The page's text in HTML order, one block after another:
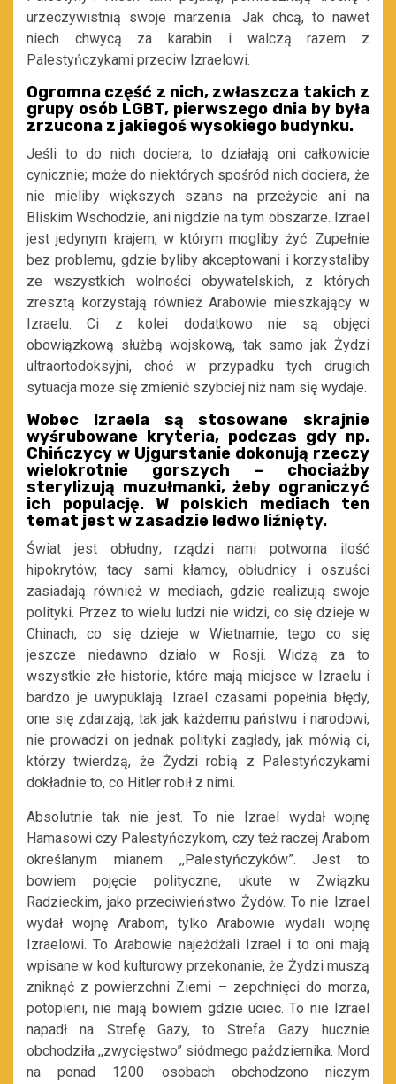
urzeczywistnią swoje marzenia. Jak chcą, to nawet
niech chwycą za karabin i walczą razem z
Palestyńczykami przeciw Izraelowi.
Ogromna część z nich, zwłaszcza takich z
grupy osób LGBT, pierwszego dnia by była
zrzucona z jakiegoś wysokiego budynku.
Jeśli to do nich dociera, to działają oni całkowicie
cynicznie; może do niektórych spośród nich dociera, że
nie mieliby większych szans na przeżycie ani na
Bliskim Wschodzie, ani nigdzie na tym obszarze. Izrael
jest jedynym krajem, w którym mogliby żyć. Zupełnie
bez problemu, gdzie byliby akceptowani i korzystaliby
ze wszystkich wolności obywatelskich, z których
zresztą korzystają również Arabowie mieszkający w
Izraelu. Ci z kolei dodatkowo nie są objęci
obowiązkową służbą wojskową, tak samo jak Żydzi
ultraortodoksyjni, choć w przypadku tych drugich
sytuacja może się zmienić szybciej niż nam się wydaje.
Wobec Izraela są stosowane skrajnie
wyśrubowane kryteria, podczas gdy np.
Chińczycy w Ujgurstanie dokonują rzeczy
wielokrotnie gorszych – chociażby
sterylizują muzułmanki, żeby ograniczyć
ich populację. W polskich mediach ten
temat jest w zasadzie ledwo liźnięty.
Świat jest obłudny; rządzi nami potworna ilość
hipokrytów; tacy sami kłamcy, obłudnicy i oszuści
zasiadają również w mediach, gdzie realizują swoje
polityki. Przez to wielu ludzi nie widzi, co się dzieje w
Chinach, co się dzieje w Wietnamie, tego co się
jeszcze niedawno działo w Rosji. Widzą za to
wszystkie złe historie, które mają miejsce w Izraelu i
bardzo je uwypuklają. Izrael czasami popełnia błędy,
one się zdarzają, tak jak każdemu państwu i narodowi,
nie prowadzi on jednak polityki zagłady, jak mówią ci,
którzy twierdzą, że Żydzi robią z Palestyńczykami
dokładnie to, co Hitler robił z nimi.
Absolutnie tak nie jest. To nie Izrael wydał wojnę
Hamasowi czy Palestyńczykom, czy też raczej Arabom
określanym mianem ,,Palestyńczyków”. Jest to
bowiem pojęcie polityczne, ukute w Związku
Radzieckim, jako przeciwieństwo Żydów. To nie Izrael
wydał wojnę Arabom, tylko Arabowie wydali wojnę
Izraelowi. To Arabowie najeżdżali Izrael i to oni mają
wpisane w kod kulturowy przekonanie, że Żydzi muszą
zniknąć z powierzchni Ziemi – zepchnięci do morza,
potopieni, nie mają bowiem gdzie uciec. To nie Izrael
napadł na Strefę Gazy, to Strefa Gazy hucznie
obchodziła ,,zwycięstwo” siódmego października. Mord
na ponad 1200 osobach obchodzono niczym